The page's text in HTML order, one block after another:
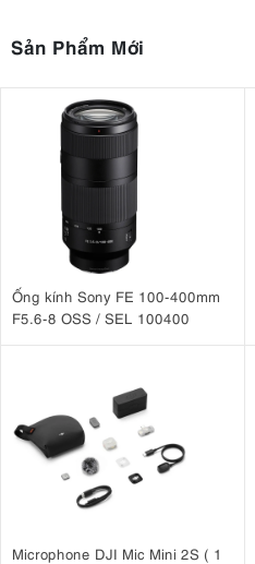
Sản Phẩm Mới
Ống kính Sony FE 100-400mm
F5.6-8 OSS / SEL 100400
Microphone DJI Mic Mini 2S ( 1